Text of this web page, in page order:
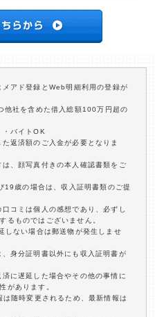
アド登録とWeb明細利用の登録が
他社を含めた借入総額100万円超の
・バイトOK
返済額のご入金が必要となりま
、顔写真付きの本人確認書類をご
歳の場合は、収入証明書類のご提
コミは個人の感想であり、必ずし
るものではございません。
しない場合は郵送物が発生しませ
身分証明書以外にも収入証明書が
に遅延した場合やその他の事情に
があります。
随時変更されるため、最新情報は